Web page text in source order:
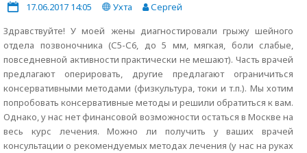
17.06.2017 14:05 Ухта
Сергей
Здравствуйте! У моей жены диагностировали грыжу шейного
отдела позвоночника (С5-С6, до 5 мм, мягкая, боли слабые,
повседневной активности практически не мешают). Часть врачей
предлагают оперировать, другие предлагают ограничиться
консервативными методами (физкультура, токи и т.п.). Мы хотим
попробовать консервативные методы и решили обратиться к вам.
Однако, у нас нет финансовой возможности остаться в Москве на
весь курс лечения. Можно ли получить у ваших врачей
консультации о рекомендуемых методах лечения (у нас на руках